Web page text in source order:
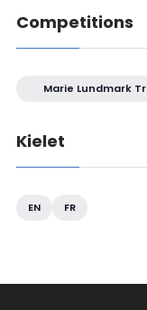
Competitions
Marie Lundmark
Kielet
EN FR